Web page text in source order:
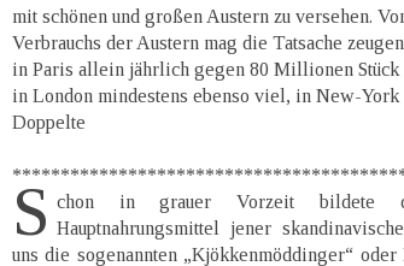
mit schönen und großen Austern zu versehen.
Verbrauchs der Austern mag die Tatsache
in Paris allein jährlich gegen 80 Millionen Stück
in London mindestens ebenso viel, in New-York
Doppelte
S chon in grauer Vorzeit bildete
Hauptnahrungsmittel jener
uns die sogenannten „Kjökkenmöddinger“ oder